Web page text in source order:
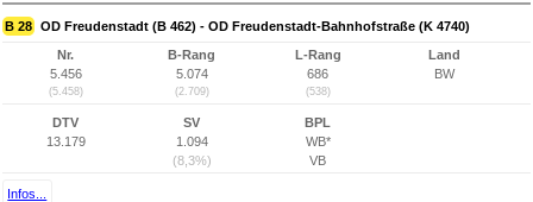
B 28 OD Freudenstadt (B 462) - OD Freudenstadt-Bahnhofstraße (K 4740)
Nr.
5.456
(5.458)
B-Rang
5.074
(2.709)
L-Rang
686
(538)
Land
BW
DTV
13.179
SV
1.094
(8,3%)
BPL
WB*
VB
Infos...